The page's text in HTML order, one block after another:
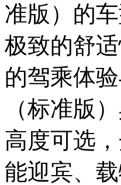
准版）的
极致的舒
的驾乘体
（标准版
高度可选
能迎宾、